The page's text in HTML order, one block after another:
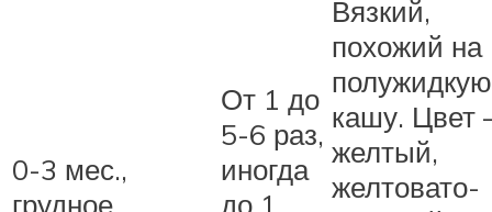
0-3 мес.,
грудное
От 1 до
5-6 раз,
иногда
до 1
Вязкий,
похожий на
полужидкую
кашу.
желтый,
желтовато-